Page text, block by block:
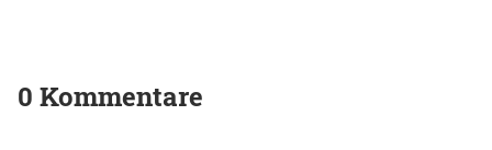
0 Kommentare